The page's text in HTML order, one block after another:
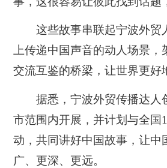
这些故事串联起宁波外贸
上传递中国声音的动人场景，
交流互鉴的桥梁，让世界更好
据悉，宁波外贸传播达人
市范围内开展，并计划与全国
动，共同讲好中国故事，让中
广、更深、更远。